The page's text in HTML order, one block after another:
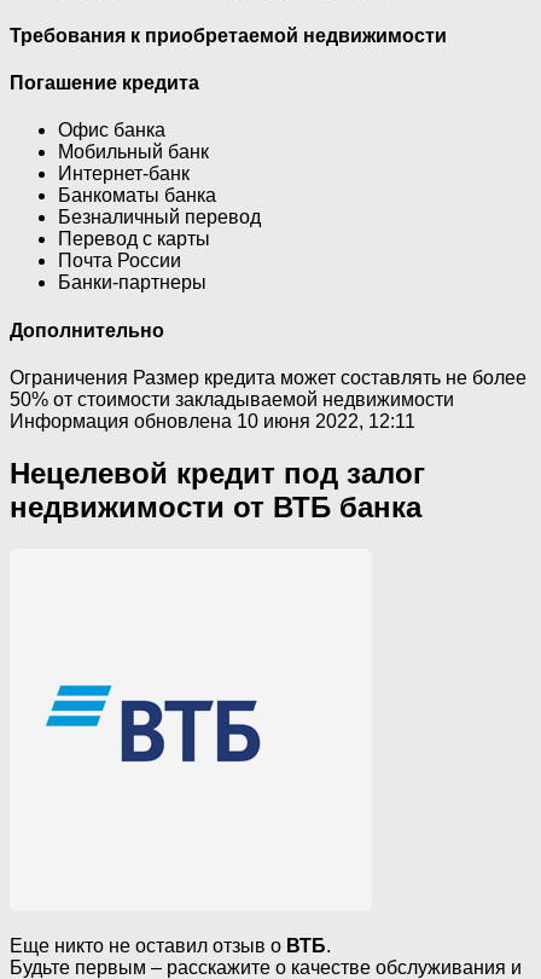
Требования к приобретаемой недвижимости
Погашение кредита
Офис банка
Мобильный банк
Интернет-банк
Банкоматы банка
Безналичный перевод
Перевод с карты
Почта России
Банки-партнеры
Дополнительно
Ограничения Размер кредита может составлять не более
50% от стоимости закладываемой недвижимости
Информация обновлена 10 июня 2022, 12:11
Нецелевой кредит под залог
недвижимости от ВТБ банка
Еще никто не оставил отзыв о ВТБ.
Будьте первым – расскажите о качестве обслуживания и